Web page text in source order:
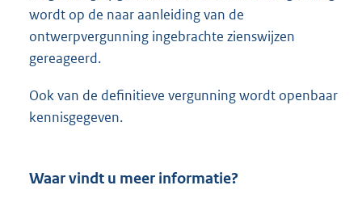
wordt op de naar aanleiding van de
ontwerpvergunning ingebrachte zienswijzen
gereageerd.
Ook van de definitieve vergunning wordt openbaar
kennisgegeven.
Waar vindt u meer informatie?